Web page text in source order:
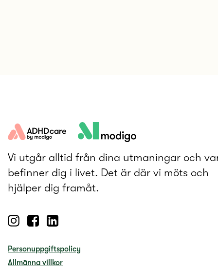
Vi utgår alltid från dina utmaningar och
befinner dig i livet. Det är där vi möts och
hjälper dig framåt.
Personuppgiftspolicy
Allmänna villkor